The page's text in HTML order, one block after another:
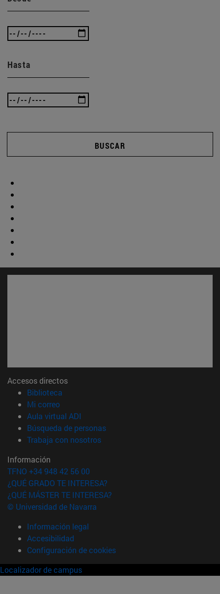
Hasta
BUSCAR
Accesos directos
Biblioteca
Mi correo(abre en nueva ventana)
Aula virtual ADI
Búsqueda de personas(abre en nueva ventana)
Trabaja con nosotros(abre en nueva ventana)
Información
TFNO +34 948 42 56 00
¿QUÉ GRADO TE INTERESA?
¿QUÉ MÁSTER TE INTERESA?
© Universidad de Navarra
Información legal
Accesibilidad
Configuración de cookies
Localizador de campus